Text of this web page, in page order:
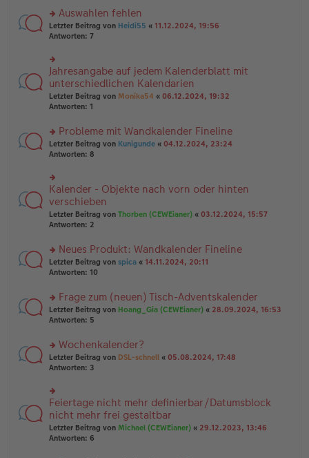
a
g
er
B
ei
tr
g
el
es
e
er
B
ei
tr
a
g
rs
te
u
n
g
el
es
e
er
B
ei
tr
g
Auswahlen fehlen
Letzter Beitrag von Heidi55 « 11.12.2024, 19:56
Antworten: 7
rs
te
r
u
n
el
es
e
er
B
ei
tr
a
g
Jahresangabe auf jedem Kalenderblatt mit
unterschiedlichen Kalendarien
Letzter Beitrag von Monika54 « 06.12.2024, 19:32
Antworten: 1
rs
te
u
n
g
el
es
e
er
B
ei
tr
g
Probleme mit Wandkalender Fineline
Letzter Beitrag von Kunigunde « 04.12.2024, 23:24
Antworten: 8
rs
te
r
u
n
el
es
e
B
ei
tr
g
Kalender - Objekte nach vorn oder hinten
verschieben
Letzter Beitrag von Thorben (CEWEianer) « 03.12.2024, 15:57
Antworten: 2
rs
te
n
g
el
e
n
er
tr
a
g
Neues Produkt: Wandkalender Fineline
Letzter Beitrag von spica « 14.11.2024, 20:11
Antworten: 10
rs
te
n
g
el
e
n
er
B
ei
tr
Frage zum (neuen) Tisch-Adventskalender
Letzter Beitrag von Hoang_Gia (CEWEianer) « 28.09.2024, 16:53
Antworten: 5
rs
te
u
n
g
el
es
e
Wochenkalender?
Letzter Beitrag von DSL-schnell « 05.08.2024, 17:48
Antworten: 3
rs
te
r
u
n
Feiertage nicht mehr definierbar/Datumsblock
nicht mehr frei gestaltbar
Letzter Beitrag von Michael (CEWEianer) « 29.12.2023, 13:46
Antworten: 6